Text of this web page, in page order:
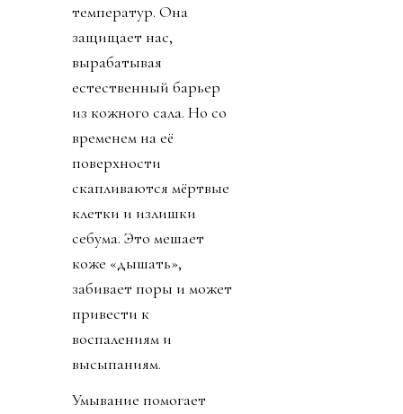
температур. Она
защищает нас,
вырабатывая
естественный барьер
из кожного сала. Но со
временем на её
поверхности
скапливаются мёртвые
клетки и излишки
себума. Это мешает
коже «дышать»,
забивает поры и может
привести к
воспалениям и
высыпаниям.
Умывание помогает